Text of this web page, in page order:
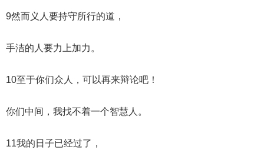
9然而义人要持守所行的道，
手洁的人要力上加力。
10至于你们众人，可以再来辩论吧！
你们中间，我找不着一个智慧人。
11我的日子已经过了，